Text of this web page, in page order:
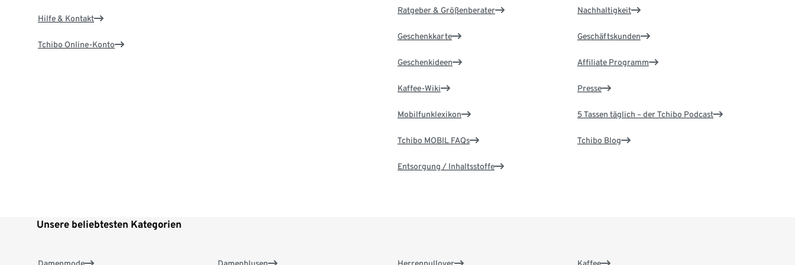
Hilfe & Kontakt
Tchibo Online-Konto
Ratgeber & Größenberater
Geschenkkarte
Geschenkideen
Kaffee-Wiki
Mobilfunklexikon
Tchibo MOBIL FAQs
Entsorgung / Inhaltsstoffe
Nachhaltigkeit
Geschäftskunden
Affiliate Programm
Presse
5 Tassen täglich – der Tchibo Podcast
Tchibo Blog
Unsere beliebtesten Kategorien